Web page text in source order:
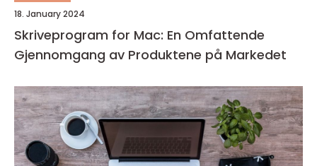
18. January 2024
Skriveprogram for Mac: En Omfattende
Gjennomgang av Produktene på Markedet